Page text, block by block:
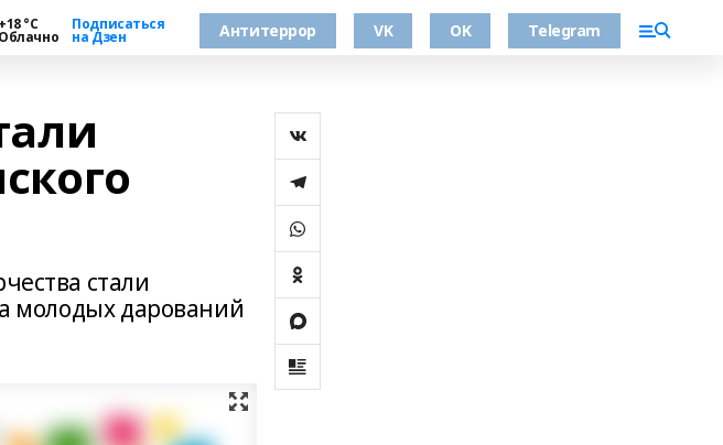
+18 °С
Облачно
Подписаться
на Дзен Антитеррор VK OK Telegram
стали
молодых дарований